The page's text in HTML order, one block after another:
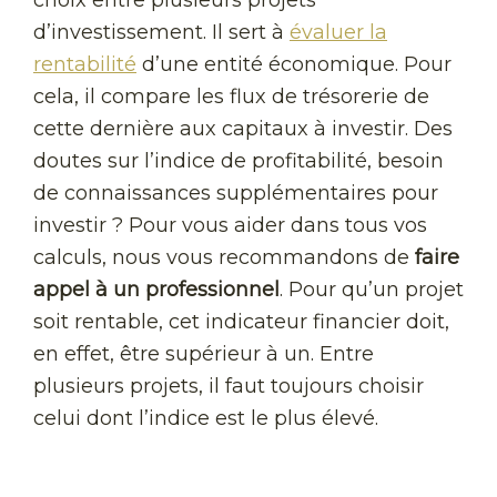
d’investissement. Il sert à évaluer la
rentabilité d’une entité économique. Pour
cela, il compare les flux de trésorerie de
cette dernière aux capitaux à investir. Des
doutes sur l’indice de profitabilité, besoin
de connaissances supplémentaires pour
investir ? Pour vous aider dans tous vos
calculs, nous vous recommandons de faire
appel à un professionnel. Pour qu’un projet
soit rentable, cet indicateur financier doit,
en effet, être supérieur à un. Entre
plusieurs projets, il faut toujours choisir
celui dont l’indice est le plus élevé.